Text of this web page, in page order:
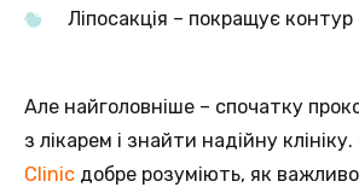
Ліпосакція – покращує
Але найголовніше – спочатку
з лікарем і знайти надійну клініку.
Clinic добре розуміють, як